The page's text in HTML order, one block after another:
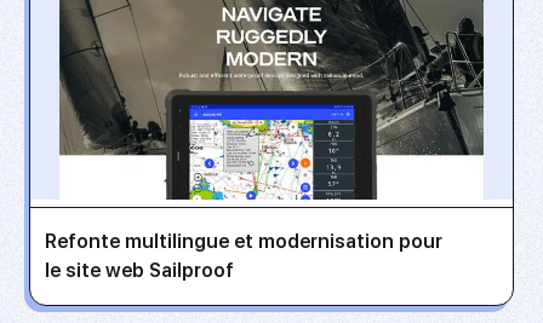
Refonte multilingue et modernisation pour
le site web Sailproof